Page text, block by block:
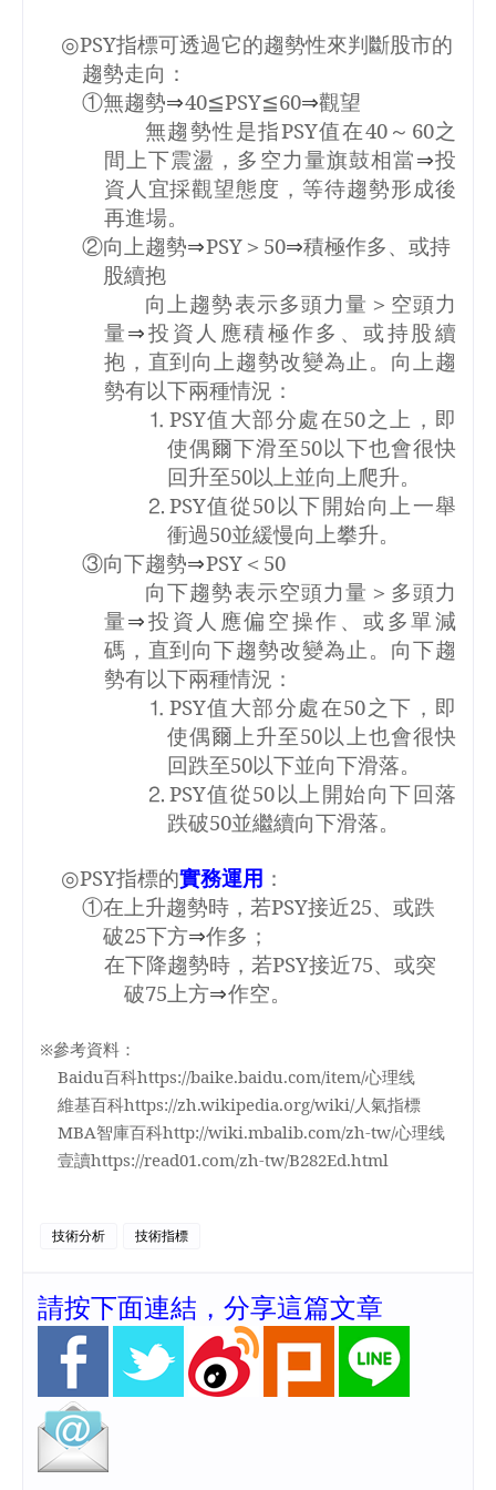
◎PSY指標可透過它的趨勢性來判斷股市的
趨勢走向：
①無趨勢⇒40≦PSY≦60⇒觀望
無趨勢性是指PSY值在40～ 60之
間上下震盪，多空力量旗鼓相當⇒投
資人宜採觀望態度，等待趨勢形成後
再進場。
②向上趨勢⇒PSY＞ 50⇒積極作多、或持
股續抱
向上趨勢表示多頭力量＞空頭力
量⇒投資人應積極作多、或持股續
抱，直到向上趨勢改變為止。向上趨
勢有以下兩種情況：
⒈ PSY值大部分處在50之上，即
使偶爾下滑至50以下也會很快
回升至50以上並向上爬升。
⒉ PSY值從50以下開始向上一舉
衝過50並緩慢向上攀升。
③向下趨勢⇒PSY＜ 50
向下趨勢表示空頭力量＞多頭力
量⇒投資人應偏空操作、或多單減
碼，直到向下趨勢改變為止。向下趨
勢有以下兩種情況：
⒈ PSY值大部分處在50之下，即
使偶爾上升至50以上也會很快
回跌至50以下並向下滑落。
⒉ PSY值從50以上開始向下回落
跌破50並繼續向下滑落。
◎PSY指標的實務運用 ：
①在上升趨勢時，若PSY接近25、或跌
破25下方⇒作多；
在下降趨勢時，若PSY接近75、或突
破75 上方⇒作空。
※參考資料：
Baidu百科https://baike.baidu.com/item/心理线
維基百科https://zh.wikipedia.org/wiki/人氣指標
MBA智庫百科http://wiki.mbalib.com/zh-tw/心理线
壹讀https://read01.com/zh-tw/B282Ed.html
技術分析 技術指標
請按下面連結，分享這篇文章